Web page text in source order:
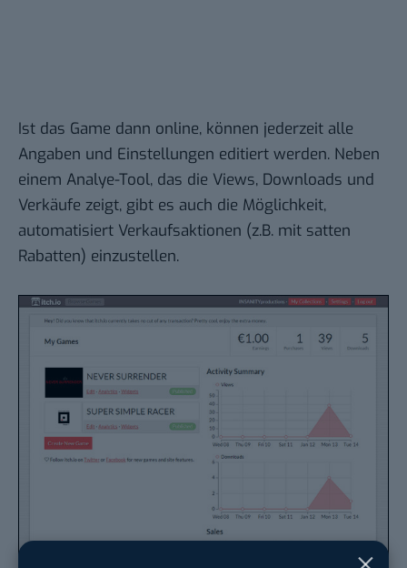
Ist das Game dann online, können jederzeit alle
Angaben und Einstellungen editiert werden. Neben
einem Analye-Tool, das die Views, Downloads und
Verkäufe zeigt, gibt es auch die Möglichkeit,
automatisiert Verkaufsaktionen (z.B. mit satten
Rabatten) einzustellen.